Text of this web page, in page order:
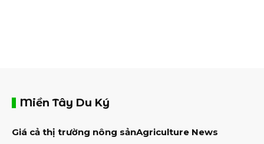
Miền Tây Du Ký
Giá cả thị trường nông sảnAgriculture News